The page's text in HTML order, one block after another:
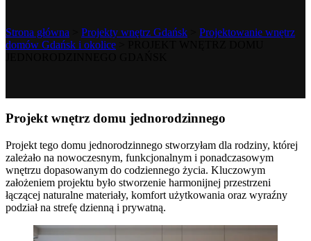
Strona główna Projekty wnętrz Gdańsk
Projektowanie wnętrz
domów Gdańsk i okolice
Projekt wnętrz domu jednorodzinnego
Projekt tego domu jednorodzinnego stworzyłam dla rodziny, której
zależało na nowoczesnym, funkcjonalnym i ponadczasowym
wnętrzu dopasowanym do codziennego życia. Kluczowym
założeniem projektu było stworzenie harmonijnej przestrzeni
łączącej naturalne materiały, komfort użytkowania oraz wyraźny
podział na strefę dzienną i prywatną.